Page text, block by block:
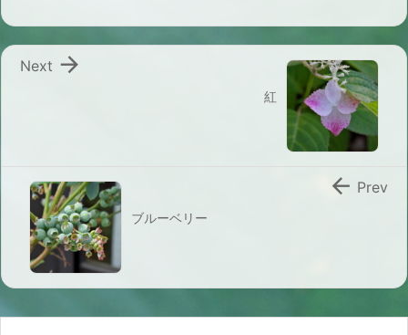
紅

Next
ブルーベリー
 Prev